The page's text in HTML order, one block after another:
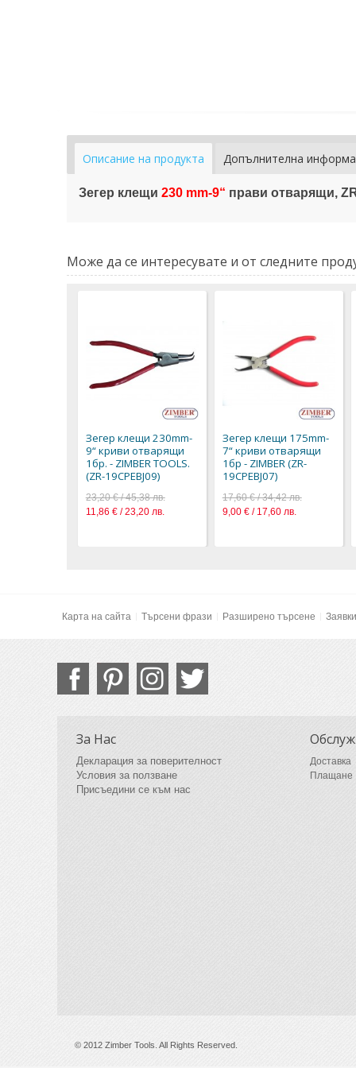
Описание на продукта Допълнителна
Зегер клещи 230 mm-9“ прави отварящи,
Може да се интересувате и от следните
Зегер клещи 230mm-
9“ криви отварящи
1бр. - ZIMBER TOOLS.
(ZR-19CPEBJ09)
23,20 € / 45,38 лв.
11,86 € / 23,20 лв.
Зегер клещи 175mm-
7“ криви отварящи
1бр - ZIMBER (ZR-
19CPEBJ07)
17,60 € / 34,42 лв.
9,00 € / 17,60 лв.
Карта на сайта Търсени фрази Разширено търсене
За Нас
Декларация за поверителност
Условия за ползване
Присъедини се към нас
Доставка
Плащане
© 2012 Zimber Tools. All Rights Reserved.